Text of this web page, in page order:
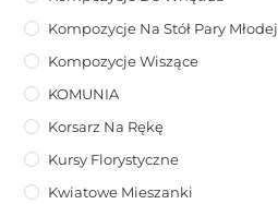
Kompozycje Na Stół Pary Młodej
Kompozycje Wiszące
KOMUNIA
Korsarz Na Rękę
Kursy Florystyczne
Kwiatowe Mieszanki